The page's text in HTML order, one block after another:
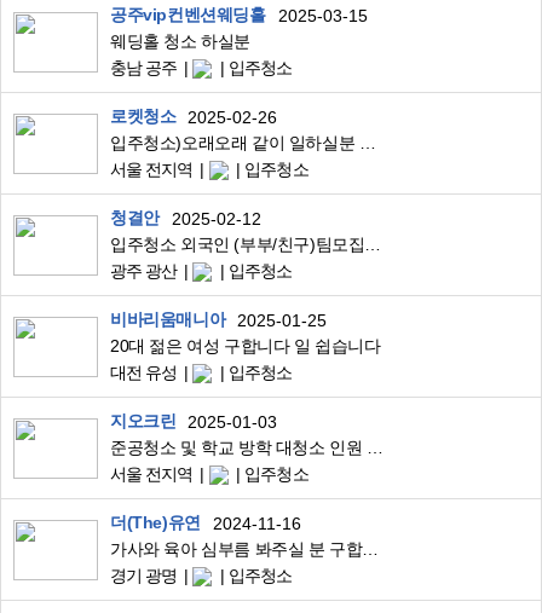
공주vip컨벤션웨딩홀
2025-03-15
웨딩홀 청소 하실분
충남 공주
입주청소
로켓청소
2025-02-26
서울 전지역
입주청소
청결안
2025-02-12
광주 광산
입주청소
비바리움매니아
2025-01-25
20대 젊은 여성 구합니다 일 쉽습니다
대전 유성
입주청소
지오크린
2025-01-03
서울 전지역
입주청소
더(The)유연
2024-11-16
가사와 육아 심부름 봐주실 분 구합니다. (입주, 출퇴 협의 가능)
경기 광명
입주청소